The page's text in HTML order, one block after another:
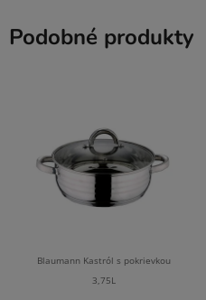
Podobné produkty
Blaumann Kastról s pokrievkou
3,75L